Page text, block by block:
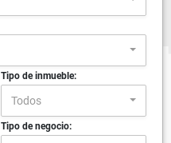
Tipo de inmueble:
Todos
Tipo de negocio: